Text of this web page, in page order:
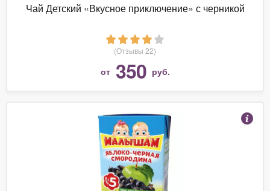
Чай Детский «Вкусное приключение» с черникой
(Отзывы 22)
от 350 руб.